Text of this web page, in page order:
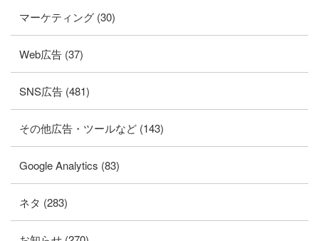
マーケティング (30)
Web広告 (37)
SNS広告 (481)
その他広告・ツールなど (143)
Google Analytics (83)
ネタ (283)